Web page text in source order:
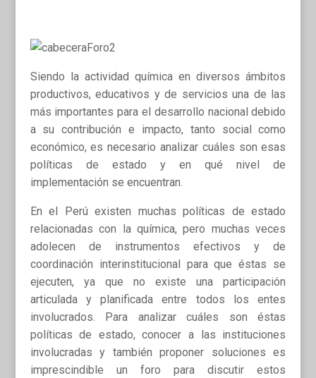
Siendo la actividad química en diversos ámbitos
productivos, educativos y de servicios una de las
más importantes para el desarrollo nacional debido
a su contribución e impacto, tanto social como
económico, es necesario analizar cuáles son esas
políticas de estado y en qué nivel de
implementación se encuentran.
En el Perú existen muchas políticas de estado
relacionadas con la química, pero muchas veces
adolecen de instrumentos efectivos y de
coordinación interinstitucional para que éstas se
ejecuten, ya que no existe una participación
articulada y planificada entre todos los entes
involucrados. Para analizar cuáles son éstas
políticas de estado, conocer a las instituciones
involucradas y también proponer soluciones es
imprescindible un foro para discutir estos